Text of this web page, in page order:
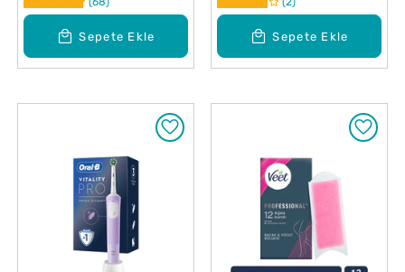
Sepete Ekle Sepete Ekle
- 001 Peachy Glam